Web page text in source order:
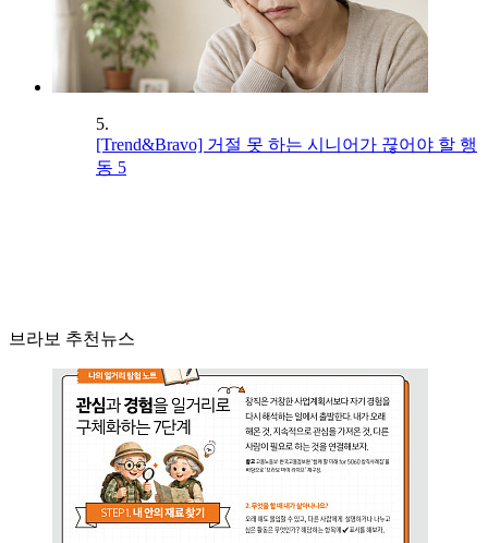
5.
[Trend&Bravo] 거절 못 하는 시니어가 끊어야 할 행
동 5
브라보 추천뉴스